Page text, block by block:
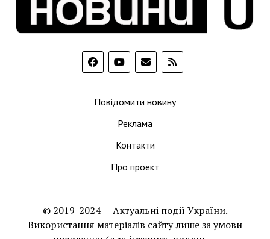
Повідомити новину
Реклама
Контакти
Про проект
© 2019-2024 — Актуальні події України.
Використання матеріалів сайту лише за умови